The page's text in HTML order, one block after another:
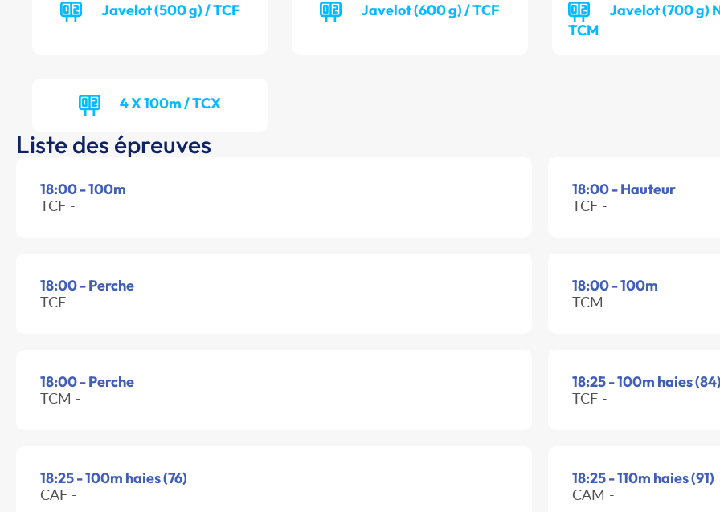
Javelot (500 g) / TCF Javelot (600 g) / TCF
Javelot (700 g)
TCM
4 X 100m / TCX
Liste des épreuves
18:00 - 100m
TCF -
18:00 - Hauteur
TCF -
18:00 - Perche
TCF -
18:00 - 100m
TCM -
18:00 - Perche
TCM -
18:25 - 100m haies
TCF -
18:25 - 100m haies (76)
CAF -
18:25 - 110m haies (91)
CAM -